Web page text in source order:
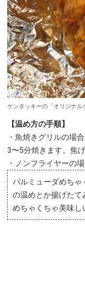
ケンタッキーの「オリジナ
【温め方の手順】
・魚焼きグリルの場
3〜5分焼きます。焦
・ノンフライヤーの
バルミューダめちゃ
の温めとか揚げたて
めちゃくちゃ美味し